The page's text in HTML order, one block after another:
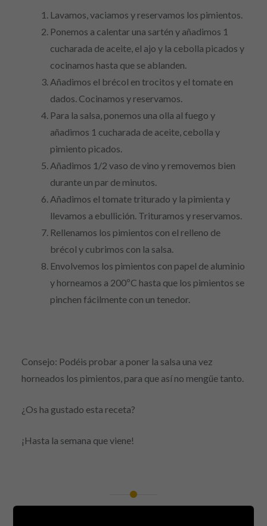
Lavamos, vaciamos y reservamos los pimientos.
Ponemos a calentar una sartén y añadimos 1
cucharada de aceite, el ajo y la cebolla picados y
cocinamos hasta que se ablanden.
Añadimos el brécol en trocitos y el tomate en
dados. Cocinamos y reservamos.
Para la salsa, ponemos una olla al fuego y
añadimos 1 cucharada de aceite, cebolla y
pimiento picados.
Añadimos 1/2 vaso de vino y removemos bien
durante un par de minutos.
Añadimos el tomate triturado y la pimienta y
llevamos a ebullición. Trituramos y reservamos.
Rellenamos los pimientos con el relleno de
brécol y cubrimos con la salsa.
Envolvemos los pimientos con papel de aluminio
y horneamos a 200ºC hasta que los pimientos se
pinchen fácilmente con un tenedor.
Consejo: Podéis probar a poner la salsa una vez
horneados los pimientos, para que así no mengüe tanto.
¿Os ha gustado esta receta?
¡Hasta la semana que viene!
Navegación